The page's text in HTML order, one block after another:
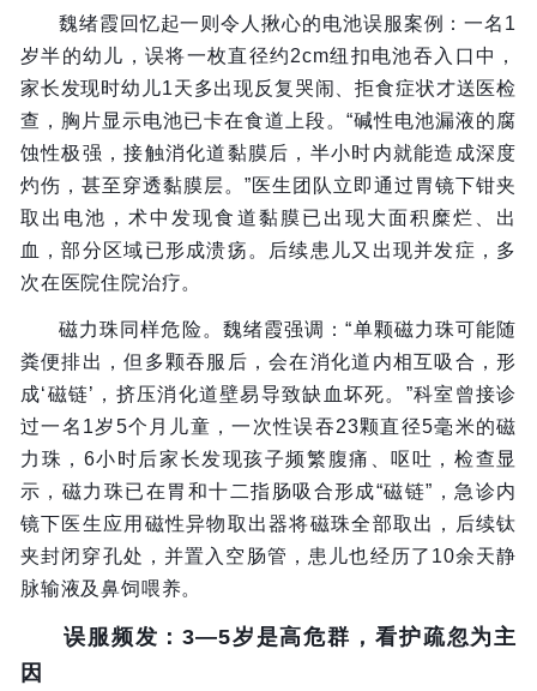
魏绪霞回忆起一则令人揪心的电池误服案例：一名1
岁半的幼儿，误将一枚直径约2cm纽扣电池吞入口中，
家长发现时幼儿1天多出现反复哭闹、拒食症状才送医检
查，胸片显示电池已卡在食道上段。“碱性电池漏液的腐
蚀性极强，接触消化道黏膜后，半小时内就能造成深度
灼伤，甚至穿透黏膜层。”医生团队立即通过胃镜下钳夹
取出电池，术中发现食道黏膜已出现大面积糜烂、出
血，部分区域已形成溃疡。后续患儿又出现并发症，多
次在医院住院治疗。
磁力珠同样危险。魏绪霞强调：“单颗磁力珠可能随
粪便排出，但多颗吞服后，会在消化道内相互吸合，形
成‘磁链’，挤压消化道壁易导致缺血坏死。”科室曾接诊
过一名1岁5个月儿童，一次性误吞23颗直径5毫米的磁
力珠，6小时后家长发现孩子频繁腹痛、呕吐，检查显
示，磁力珠已在胃和十二指肠吸合形成“磁链”，急诊内
镜下医生应用磁性异物取出器将磁珠全部取出，后续钛
夹封闭穿孔处，并置入空肠管，患儿也经历了10余天静
脉输液及鼻饲喂养。
误服频发：3—5岁是高危群，看护疏忽为主
因